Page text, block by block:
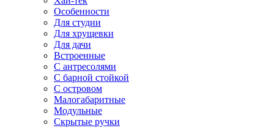
Особенности
Для студии
Для хрущевки
Для дачи
Встроенные
С антресолями
С барной стойкой
С островом
Малогабаритные
Модульные
Скрытые ручки